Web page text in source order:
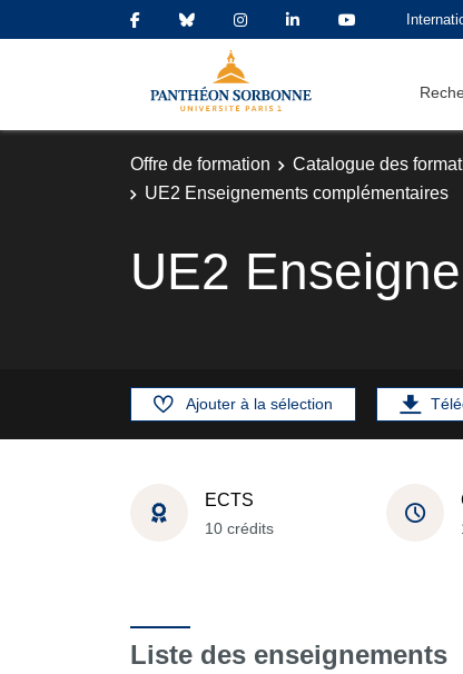
Offre de formation Catalogue des
UE2 Enseignements complémentaires
UE2
Ajouter à la sélection
ECTS
10 crédits
Liste des enseignements